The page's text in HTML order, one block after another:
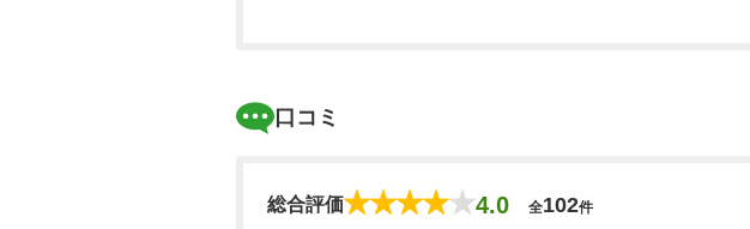
口コミ
総合評価 4.0 全102件